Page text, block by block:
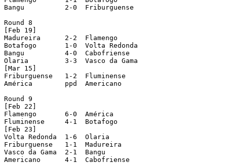
Bangu          2-0  Friburguense
Round 8
[Feb 19]
Madureira      2-2  Flamengo
Botafogo       1-0  Volta Redonda
Bangu          4-0  Cabofriense
Olaria         3-3  Vasco da Gama
[Mar 15]
Friburguense   1-2  Fluminense
América        ppd  Americano
Round 9
[Feb 22]
Flamengo       6-0  América
Fluminense     4-1  Botafogo
[Feb 23]
Volta Redonda  1-6  Olaria
Friburguense   1-1  Madureira
Vasco da Gama  2-1  Bangu
Americano      4-1  Cabofriense